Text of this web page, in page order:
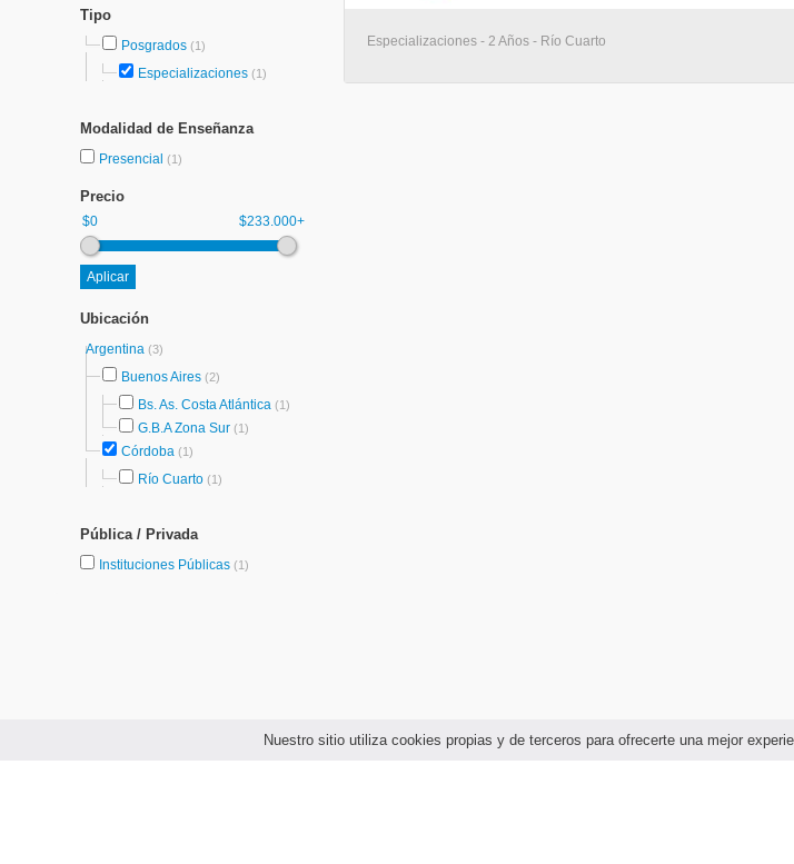
Nuestro sitio utiliza cookies propias y de terceros para ofrecerte una mejor
Tipo
Posgrados (1)
Especializaciones (1)
Modalidad de Enseñanza
Presencial (1)
Precio
$0 $233.000+
Ubicación
Argentina (3)
Buenos Aires (2)
Bs. As. Costa Atlántica (1)
G.B.A Zona Sur (1)
Córdoba (1)
Río Cuarto (1)
Pública / Privada
Instituciones Públicas (1)
Especializaciones - 2 Años - Río Cuarto